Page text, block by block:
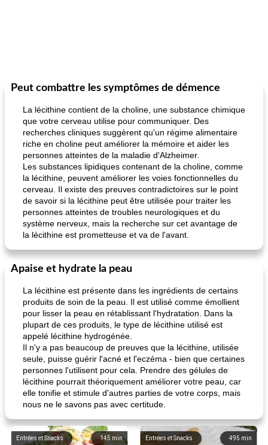
Peut combattre les symptômes de démence
La lécithine contient de la choline, une substance chimique
que votre cerveau utilise pour communiquer. Des
recherches cliniques suggèrent qu'un régime alimentaire
riche en choline peut améliorer la mémoire et aider les
personnes atteintes de la maladie d'Alzheimer.
Les substances lipidiques contenant de la choline, comme
la lécithine, peuvent améliorer les voies fonctionnelles du
cerveau. Il existe des preuves contradictoires sur le point
de savoir si la lécithine peut être utilisée pour traiter les
personnes atteintes de troubles neurologiques et du
système nerveux, mais la recherche sur cet avantage de
la lécithine est prometteuse et va de l'avant.
Apaise et hydrate la peau
La lécithine est présente dans les ingrédients de certains
produits de soin de la peau. Il est utilisé comme émollient
pour lisser la peau en rétablissant l'hydratation. Dans la
plupart de ces produits, le type de lécithine utilisé est
appelé lécithine hydrogénée.
Il n'y a pas beaucoup de preuves que la lécithine, utilisée
seule, puisse guérir l'acné et l'eczéma - bien que certaines
personnes l'utilisent pour cela. Prendre des gélules de
lécithine pourrait théoriquement améliorer votre peau, car
elle tonifie et stimule d'autres parties de votre corps, mais
nous ne le savons pas avec certitude.
145 min
Entrées et Snacks 495 min
Entrées et Snacks